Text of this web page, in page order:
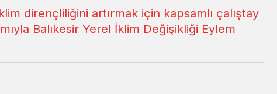
dirençliliğini artırmak için kapsamlı çalıştay
Balıkesir Yerel İklim Değişikliği Eylem